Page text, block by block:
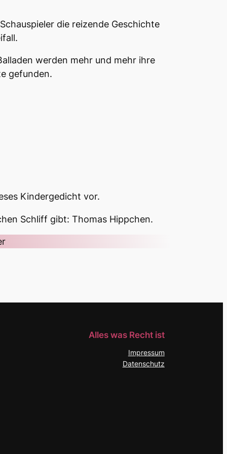
die reizende Geschichte
werden mehr und mehr ihre
gefunden.
Kindergedicht vor.
Schliff gibt: Thomas Hippchen.
Alles was Recht ist
Impressum
Datenschutz